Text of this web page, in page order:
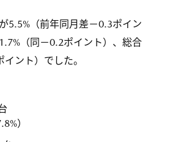
5.5%（前年同月差－0.3ポイン
（同－0.2ポイント）、総合
ント）でした。
）